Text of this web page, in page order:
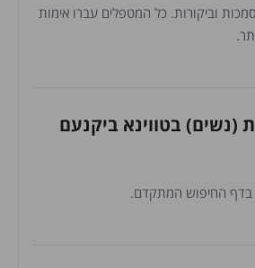
וביקורות. כל המטפלים עברו אימות
(נשים) בטווינא ביקנעם
בדף החיפוש המתקדם.